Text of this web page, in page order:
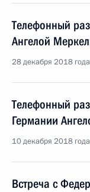
Телефонный
Ангелой
28 декабря 2018
Телефонный
Германии
10 декабря 2018
Встреча с